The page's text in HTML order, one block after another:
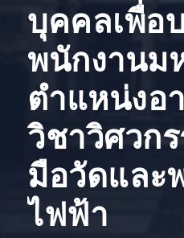
บุคคลเพื่อ
พนักงานม
ตำแหน่งอ
วิชาวิศวก
มือวัดและ
ไฟฟ้า